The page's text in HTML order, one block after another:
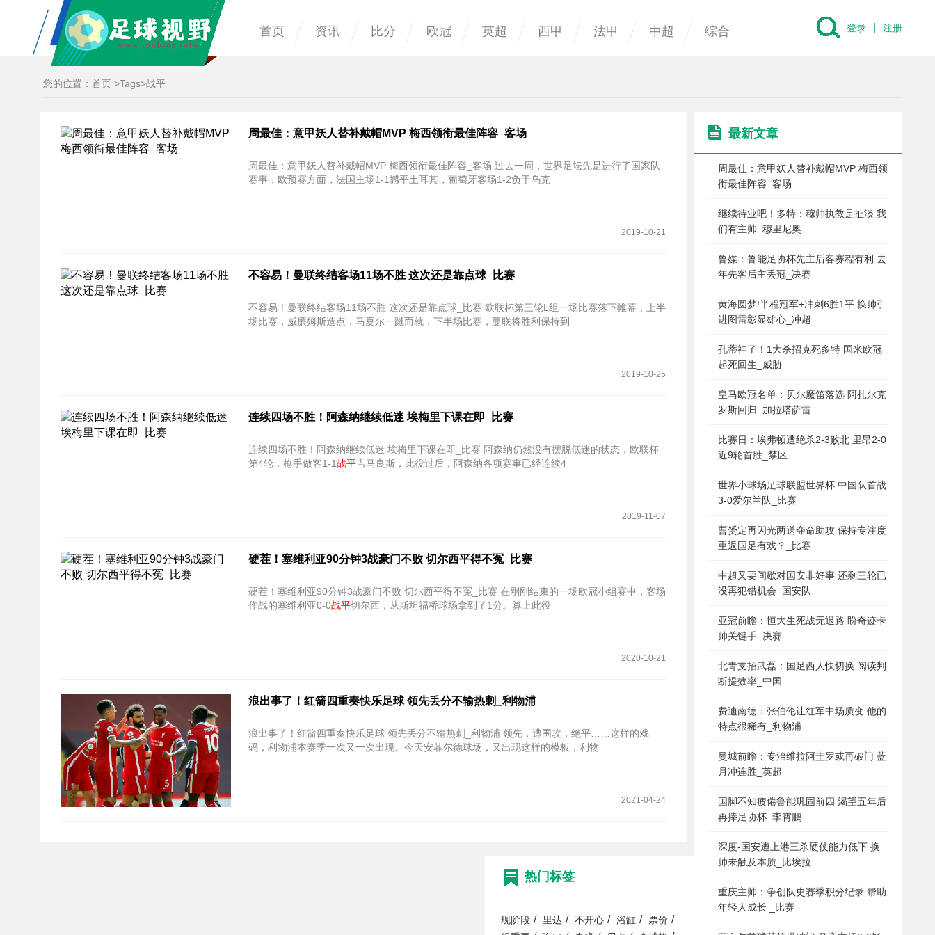
首页 资讯 比分 欧冠 英超 西甲 法甲 中超 综合 登录 注册
您的位置： 首页 >Tags>战平
周最佳：意甲妖人替补戴帽MVP 梅西领衔最佳阵容_客场
周最佳：意甲妖人替补戴帽MVP 梅西领衔最佳阵容_客场 过去一周，世界足坛先是进行了国家队
赛事，欧预赛方面，法国主场1-1憾平土耳其，葡萄牙客场1-2负于乌克
2019-10-21
不容易！曼联终结客场11场不胜 这次还是靠点球_比赛
不容易！曼联终结客场11场不胜 这次还是靠点球_比赛 欧联杯第三轮L组一场比赛落下帷幕，上半
场比赛，威廉姆斯造点，马夏尔一蹴而就，下半场比赛，曼联将胜利保持到
2019-10-25
连续四场不胜！阿森纳继续低迷 埃梅里下课在即_比赛
连续四场不胜！阿森纳继续低迷 埃梅里下课在即_比赛 阿森纳仍然没有摆脱低迷的状态，欧联杯
第4轮，枪手做客1-1战平吉马良斯，此役过后，阿森纳各项赛事已经连续4
2019-11-07
硬茬！塞维利亚90分钟3战豪门不败 切尔西平得不冤_比赛
硬茬！塞维利亚90分钟3战豪门不败 切尔西平得不冤_比赛 在刚刚结束的一场欧冠小组赛中，客场
作战的塞维利亚0-0战平切尔西，从斯坦福桥球场拿到了1分。算上此役
2020-10-21
浪出事了！红箭四重奏快乐足球 领先丢分不输热刺_利物浦
浪出事了！红箭四重奏快乐足球 领先丢分不输热刺_利物浦 领先，遭围攻，绝平……这样的戏
码，利物浦本赛季一次又一次出现。今天安菲尔德球场，又出现这样的模板，利物
2021-04-24
最新文章
周最佳：意甲妖人替补戴帽MVP 梅西领
衔最佳阵容_客场
继续待业吧！多特：穆帅执教是扯淡 我
们有主帅_穆里尼奥
鲁媒：鲁能足协杯先主后客赛程有利 去
年先客后主丢冠_决赛
黄海圆梦!半程冠军+冲刺6胜1平 换帅引
进图雷彰显雄心_冲超
孔蒂神了！1大杀招克死多特 国米欧冠
起死回生_威胁
皇马欧冠名单：贝尔魔笛落选 阿扎尔克
罗斯回归_加拉塔萨雷
比赛日：埃弗顿遭绝杀2-3败北 里昂2-0
近9轮首胜_禁区
世界小球场足球联盟世界杯 中国队首战
3-0爱尔兰队_比赛
曹赟定再闪光两送夺命助攻 保持专注度
重返国足有戏？_比赛
中超又要间歇对国安非好事 还剩三轮已
没再犯错机会_国安队
亚冠前瞻：恒大生死战无退路 盼奇迹卡
帅关键手_决赛
北青支招武磊：国足西人快切换 阅读判
断提效率_中国
费迪南德：张伯伦让红军中场质变 他的
特点很稀有_利物浦
曼城前瞻：专治维拉阿圭罗或再破门 蓝
月冲连胜_英超
国脚不知疲倦鲁能巩固前四 渴望五年后
再捧足协杯_李霄鹏
深度-国安遭上港三杀硬仗能力低下 换
帅未触及本质_比埃拉
重庆主帅：争创队史赛季积分纪录 帮助
年轻人成长 _比赛
热门标签
现阶段 / 里达 / 不开心 / 浴缸 / 票价 /